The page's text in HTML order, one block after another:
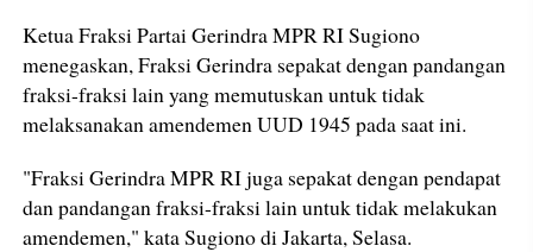
Ketua Fraksi Partai Gerindra MPR RI Sugiono
menegaskan, Fraksi Gerindra sepakat dengan pandangan
fraksi-fraksi lain yang memutuskan untuk tidak
melaksanakan amendemen UUD 1945 pada saat ini.
"Fraksi Gerindra MPR RI juga sepakat dengan pendapat
dan pandangan fraksi-fraksi lain untuk tidak melakukan
amendemen," kata Sugiono di Jakarta, Selasa.